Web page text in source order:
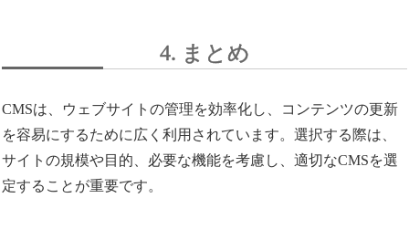
4. まとめ
CMSは、ウェブサイトの管理を効率化し、コンテンツの更新
を容易にするために広く利用されています。選択する際は、
サイトの規模や目的、必要な機能を考慮し、適切なCMSを選
定することが重要です。